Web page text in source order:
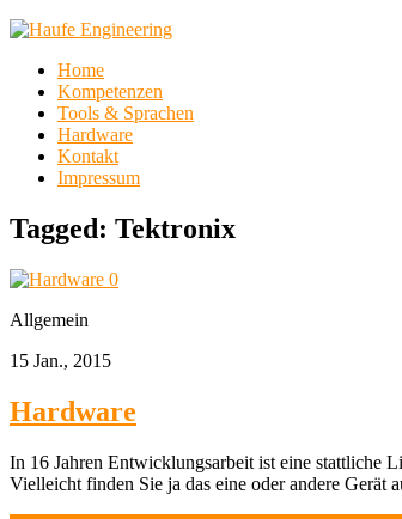
Home
Kompetenzen
Tools & Sprachen
Hardware
Kontakt
Impressum
Tagged: Tektronix
0
Allgemein
15 Jan., 2015
Hardware
In 16 Jahren Entwicklungsarbeit ist eine stattliche
Vielleicht finden Sie ja das eine oder andere